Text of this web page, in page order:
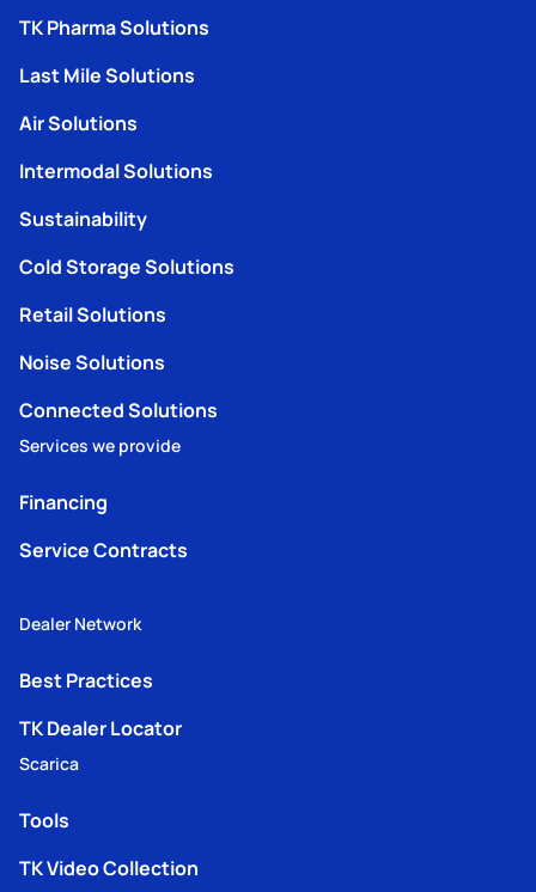
TK Pharma Solutions
Last Mile Solutions
Air Solutions
Intermodal Solutions
Sustainability
Cold Storage Solutions
Retail Solutions
Noise Solutions
Connected Solutions
Services we provide
Financing
Service Contracts
Dealer Network
Best Practices
TK Dealer Locator
Scarica
Tools
TK Video Collection